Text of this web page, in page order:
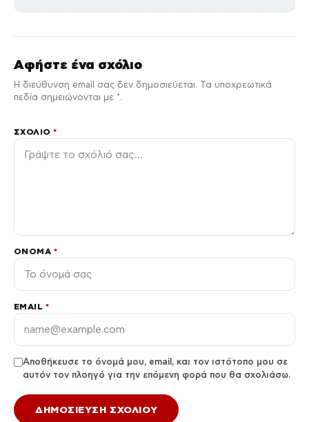
Αφήστε ένα σχόλιο
Η διεύθυνση email σας δεν δημοσιεύεται. Τα υποχρεωτικά
πεδία σημειώνονται με *.
ΣΧΌΛΙΟ*
ΌΝΟΜΑ *
EMAIL *
Αποθήκευσε το όνομά μου, email, και τον ιστότοπο μου σε
αυτόν τον πλοηγό για την επόμενη φορά που θα σχολιάσω.